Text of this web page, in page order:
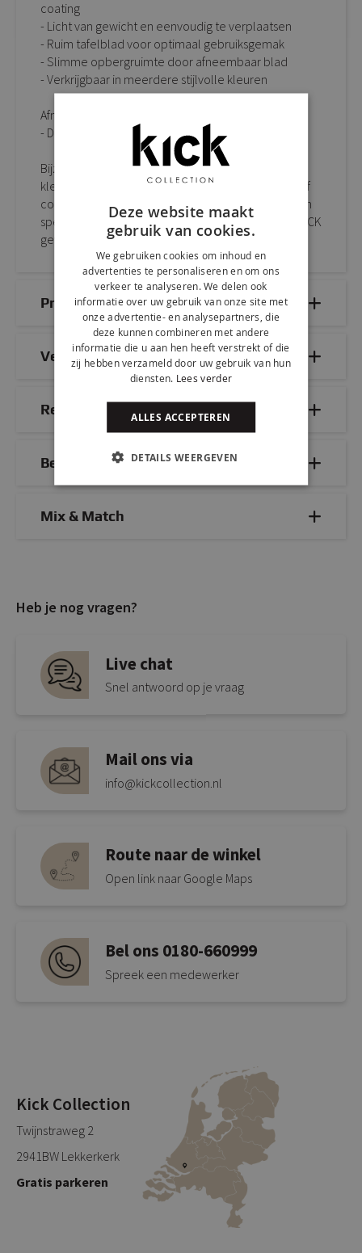
coating
- Licht van gewicht en eenvoudig te verplaatsen
- Ruim tafelblad voor optimaal gebruiksgemak
- Slimme opbergruimte door afneembaar blad
- Verkrijgbaar in meerdere stijlvolle kleuren
Afmetingen:
- D34 B34 H46 cm
Bijzettafel TESS is verkrijgbaar in diverse toffe
kleuren. Laat haar shinen als stijlvolle eyecatcher of
combineer meerdere tafeltjes met elkaar voor een
speels mix & match effect en creëer het ultieme KICK
gevoel in jouw tuin of interieur.
Productdetails
Veelgestelde vragen
Reviews
Bezorg- & retourinformatie
Mix & Match
Heb je nog vragen?
Live chat
Snel antwoord op je vraag
Mail ons via
info@kickcollection.nl
Route naar de winkel
Open link naar Google Maps
Bel ons 0180-660999
Spreek een medewerker
Kick Collection
Twijnstraweg 2
2941BW Lekkerkerk
Gratis parkeren
Deze website maakt
gebruik van cookies.
We gebruiken cookies om inhoud en
advertenties te personaliseren en om ons
verkeer te analyseren. We delen ook
informatie over uw gebruik van onze site met
onze advertentie- en analysepartners, die
deze kunnen combineren met andere
informatie die u aan hen heeft verstrekt of die
zij hebben verzameld door uw gebruik van hun
diensten. Lees verder
ALLES ACCEPTEREN
DETAILS WEERGEVEN